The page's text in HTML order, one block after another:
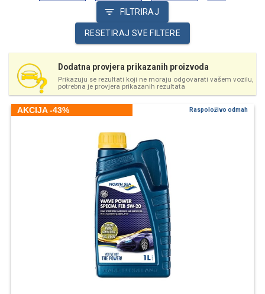
FILTRIRAJ
RESETIRAJ SVE FILTERE
Dodatna provjera prikazanih proizvoda
Prikazuju se rezultati koji ne moraju odgovarati vašem vozilu,
potrebna je provjera prikazanih rezultata
AKCIJA -43% Raspoloživo odmah